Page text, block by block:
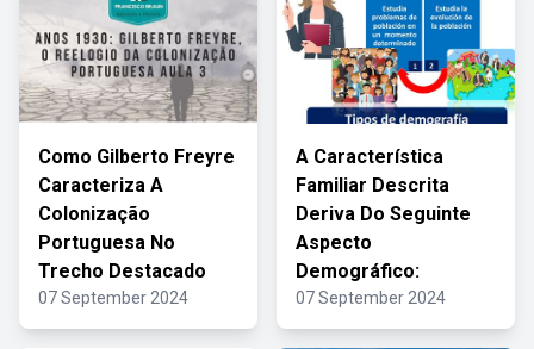
Como Gilberto Freyre
Caracteriza A
Colonização
Portuguesa No
Trecho Destacado
07 September 2024
A Característica
Familiar Descrita
Deriva Do Seguinte
Aspecto
Demográfico:
07 September 2024